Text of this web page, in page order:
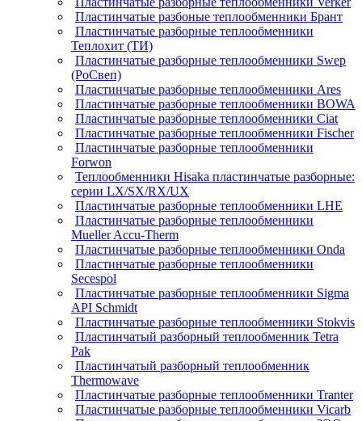
Пластинчатые разбоные теплообменники Брант
Пластинчатые разборные теплообменники
Теплохит (ТИ)
Пластинчатые разборные теплообменники Swep
(РоСвеп)
Пластинчатые разборные теплообменники Ares
Пластинчатые разборные теплообменники BOWA
Пластинчатые разборные теплообменники Ciat
Пластинчатые разборные теплообменники Fischer
Пластинчатые разборные теплообменники
Forwon
Теплообменники Hisaka пластинчатые разборные:
серии LX/SX/RX/UX
Пластинчатые разборные теплообменники LHE
Пластинчатые разборные теплообменники
Mueller Accu-Therm
Пластинчатые разборные теплообменники Onda
Пластинчатые разборные теплообменники
Secespol
Пластинчатые разборные теплообменники Sigma
API Schmidt
Пластинчатые разборные теплообменники Stokvis
Пластинчатый разборный теплообменник Tetra
Pak
Пластинчатый разборный теплообменник
Thermowave
Пластинчатые разборные теплообменники Tranter
Пластинчатые разборные теплообменники Vicarb